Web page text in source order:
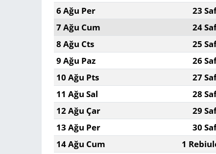
6 Ağu Per
23
7 Ağu Cum
24
8 Ağu Cts
25
9 Ağu Paz
26
10 Ağu Pts
27
11 Ağu Sal
28
12 Ağu Çar
29
13 Ağu Per
30
14 Ağu Cum
1